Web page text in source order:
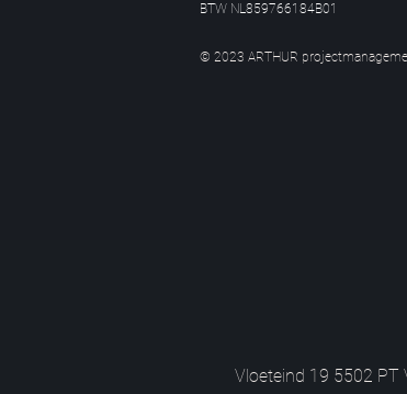
BTW NL859766184B01
© 2023 ARTHUR
Vloeteind 19 5502 PT